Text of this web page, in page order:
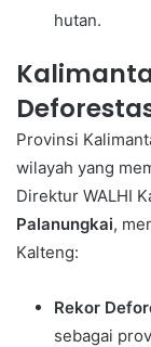
hutan.
Provinsi
wilayah yang
Direktur WALHI
Palanungkai,
Kalteng:
Rekor
sebagai